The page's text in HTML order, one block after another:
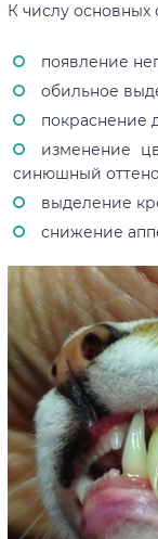
К числу основных
появление
обильное
покраснение
изменение
синюшный
выделение
снижение